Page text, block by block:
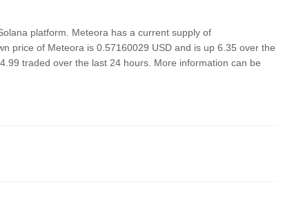
platform. Meteora has a current supply of
price of Meteora is 0.57160029 USD and is up 6.35 over the
traded over the last 24 hours. More information can be